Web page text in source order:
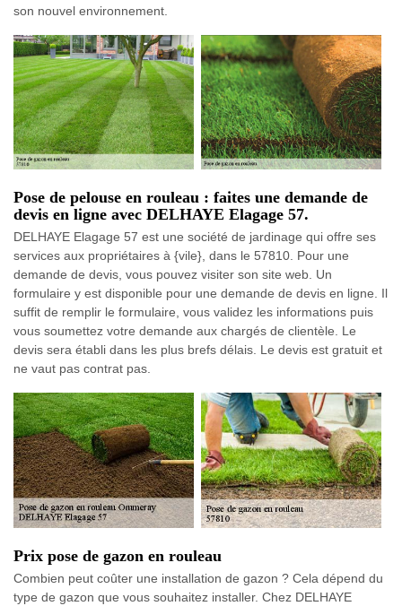
son nouvel environnement.
Pose de pelouse en rouleau : faites une demande de
devis en ligne avec DELHAYE Elagage 57.
DELHAYE Elagage 57 est une société de jardinage qui offre ses
services aux propriétaires à {vile}, dans le 57810. Pour une
demande de devis, vous pouvez visiter son site web. Un
formulaire y est disponible pour une demande de devis en ligne. Il
suffit de remplir le formulaire, vous validez les informations puis
vous soumettez votre demande aux chargés de clientèle. Le
devis sera établi dans les plus brefs délais. Le devis est gratuit et
ne vaut pas contrat pas.
Prix pose de gazon en rouleau
Combien peut coûter une installation de gazon ? Cela dépend du
type de gazon que vous souhaitez installer. Chez DELHAYE